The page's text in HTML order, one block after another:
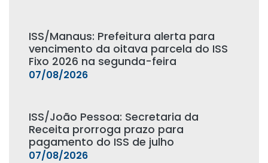
ISS/Manaus: Prefeitura alerta para
vencimento da oitava parcela do ISS
Fixo 2026 na segunda-feira
07/08/2026
ISS/João Pessoa: Secretaria da
Receita prorroga prazo para
pagamento do ISS de julho
07/08/2026